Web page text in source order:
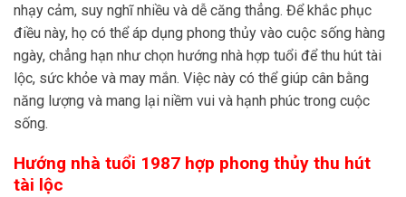
nhạy cảm, suy nghĩ nhiều và dễ căng thẳng. Để khắc phục
điều này, họ có thể áp dụng phong thủy vào cuộc sống hàng
ngày, chẳng hạn như chọn hướng nhà hợp tuổi để thu hút tài
lộc, sức khỏe và may mắn. Việc này có thể giúp cân bằng
năng lượng và mang lại niềm vui và hạnh phúc trong cuộc
sống.
Hướng nhà tuổi 1987 hợp phong thủy thu hút
tài lộc